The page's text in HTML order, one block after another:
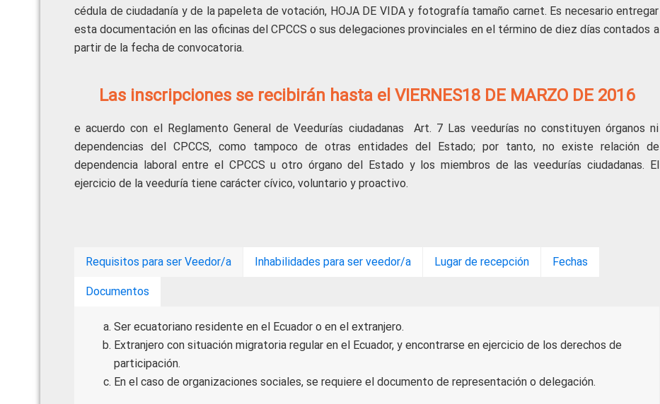
cédula de ciudadanía y de la papeleta de votación, HOJA DE VIDA y fotografía tamaño carnet. Es necesario entregar
esta documentación en las oficinas del CPCCS o sus delegaciones provinciales en el término de diez días contados a
partir de la fecha de convocatoria.
Las inscripciones se recibirán hasta el VIERNES18 DE MARZO DE 2016
e acuerdo con el Reglamento General de Veedurías ciudadanas Art. 7 Las veedurías no constituyen órganos ni
dependencias del CPCCS, como tampoco de otras entidades del Estado; por tanto, no existe relación de
dependencia laboral entre el CPCCS u otro órgano del Estado y los miembros de las veedurías ciudadanas. El
ejercicio de la veeduría tiene carácter cívico, voluntario y proactivo.
Requisitos para ser Veedor/a Inhabilidades para ser veedor/a Lugar de recepción Fechas
Documentos
Ser ecuatoriano residente en el Ecuador o en el extranjero.
Extranjero con situación migratoria regular en el Ecuador, y encontrarse en ejercicio de los derechos de
participación.
En el caso de organizaciones sociales, se requiere el documento de representación o delegación.